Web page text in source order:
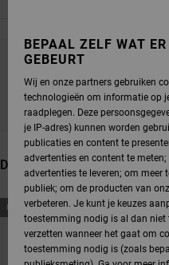
BLIJF IN DE BUURT,
BINNENKORT WEER
DIT VIND JE MISSCHIEN
OVERSLAAN
NAAR
GA
NAAR
SORTEREN
NIEUW PRODUCT
BEPAAL ZELF WAT
GEBEURT
Wij en onze partners gebruiken
technologieën om informatie op
raadplegen. Deze
je IP-adres) kunnen worden
publicaties en content te
advertenties en content te
advertenties te leveren; om meer
publiek; om de producten van
verbeteren. Je kunt je keuzes
toestemming nodig is al dan niet
verzetten wanneer het gaat om
toestemming nodig is (zoals